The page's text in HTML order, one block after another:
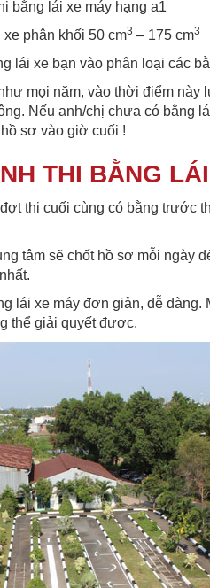
bằng lái xe máy hạng a1
phân khối 50 cm3 – 175 cm3
lái xe bạn vào phân loại các
mọi năm, vào thời điểm này
Nếu anh/chị chưa có bằng
sơ vào giờ cuối !
THI BẰNG
thi cuối cùng có bằng trước
tâm sẽ chốt hồ sơ mỗi ngày
lái xe máy đơn giản, dễ
thể giải quyết được.